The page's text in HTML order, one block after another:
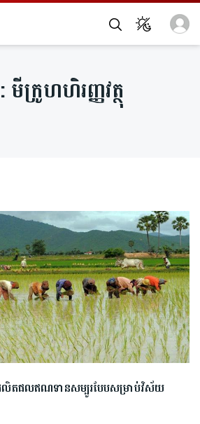
មីក្រូហហិរញ្ញវត្ថុ
ផលិតផលឥណទានសម្បូរបែបសម្រាប់វិស័យ